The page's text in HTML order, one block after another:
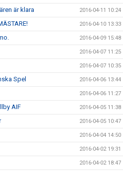
är klara 2016-04-11 10:24
2016-04-10 13:33
2016-04-09 15:48
2016-04-07 11:25
2016-04-07 10:35
Spel 2016-04-06 13:44
2016-04-06 11:27
AIF 2016-04-05 11:38
2016-04-05 10:47
2016-04-04 14:50
2016-04-02 19:31
2016-04-02 18:47